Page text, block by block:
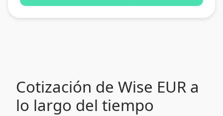
Cotización de Wise EUR a
lo largo del tiempo